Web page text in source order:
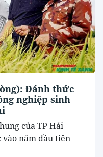
Đánh thức
nghiệp sinh
của TP Hải
vào năm đầu tiên